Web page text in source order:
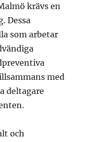
krävs en
Dessa
som arbetar
med
deltagare
och